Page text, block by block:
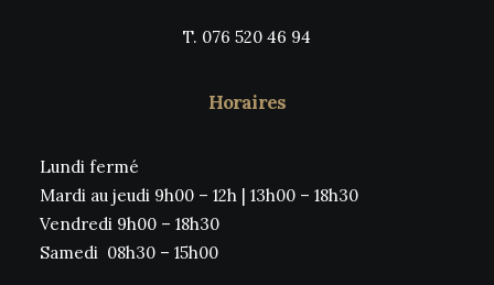
T. 076 520 46 94
Horaires
Lundi fermé
Mardi au jeudi 9h00 – 12h | 13h00 – 18h30
Vendredi 9h00 – 18h30
Samedi 08h30 – 15h00